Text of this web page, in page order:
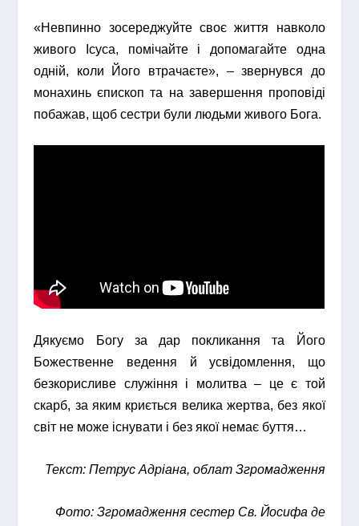
«Невпинно зосереджуйте своє життя навколо
живого Ісуса, помічайте і допомагайте одна
одній, коли Його втрачаєте», – звернувся до
монахинь єпископ та на завершення проповіді
побажав, щоб сестри були людьми живого Бога.
Дякуємо Богу за дар покликання та Його
Божественне ведення й усвідомлення, що
безкорисливе служіння і молитва – це є той
скарб, за яким криється велика жертва, без якої
світ не може існувати і без якої немає буття…
Текст: Петрус Адріана, облат Згромадження
Фото: Згромадження сестер Св. Йосифа де